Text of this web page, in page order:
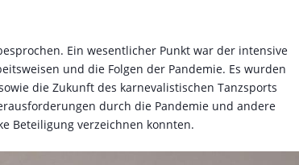
Ein wesentlicher Punkt war der intensive
und die Folgen der Pandemie. Es wurden
die Zukunft des karnevalistischen Tanzsports
durch die Pandemie und andere
Beteiligung verzeichnen konnten.